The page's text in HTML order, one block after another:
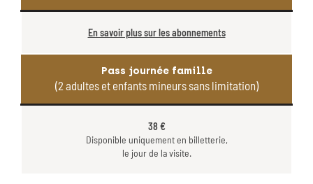
En savoir plus sur les abonnements
Pass journée famille
(2 adultes et enfants mineurs sans limitation)
38 €
Disponible uniquement en billetterie,
le jour de la visite.